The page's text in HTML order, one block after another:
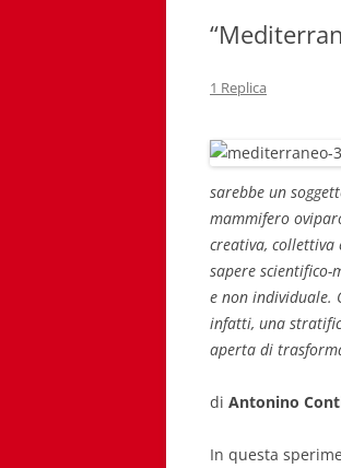
1 Replica
sarebbe un
mammifero
creativa,
sapere
e non individuale.
infatti, una
aperta di
di Antonino
In questa